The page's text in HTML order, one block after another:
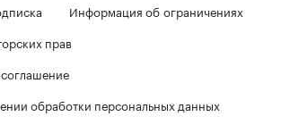
Информация об ограничениях
прав
соглашение
обработки персональных данных